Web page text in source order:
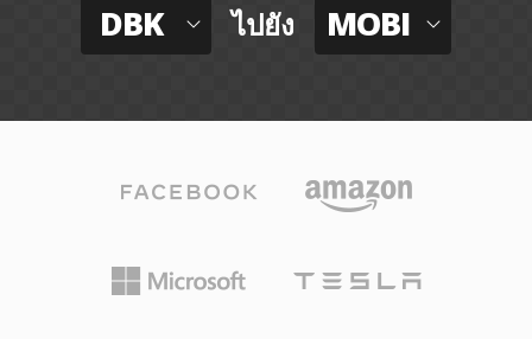
DBK ไปยัง MOBI